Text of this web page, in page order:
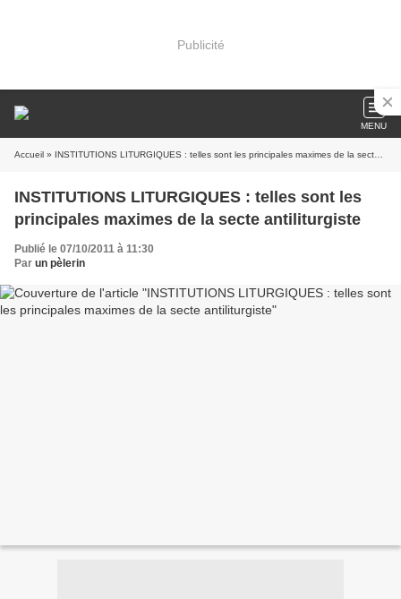
Publicité
MENU
Accueil » INSTITUTIONS LITURGIQUES : telles sont les principales maximes de la secte antiliturgiste
INSTITUTIONS LITURGIQUES : telles sont les
principales maximes de la secte antiliturgiste
Publié le 07/10/2011 à 11:30
Par un pèlerin